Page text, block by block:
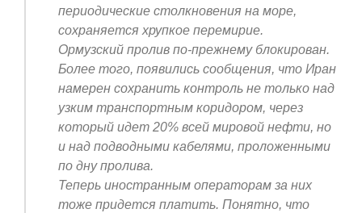
периодические столкновения на море,
сохраняется хрупкое перемирие.
Ормузский пролив по-прежнему блокирован.
Более того, появились сообщения, что Иран
намерен сохранить контроль не только над
узким транспортным коридором, через
который идет 20% всей мировой нефти, но
и над подводными кабелями, проложенными
по дну пролива.
Теперь иностранным операторам за них
тоже придется платить. Понятно, что